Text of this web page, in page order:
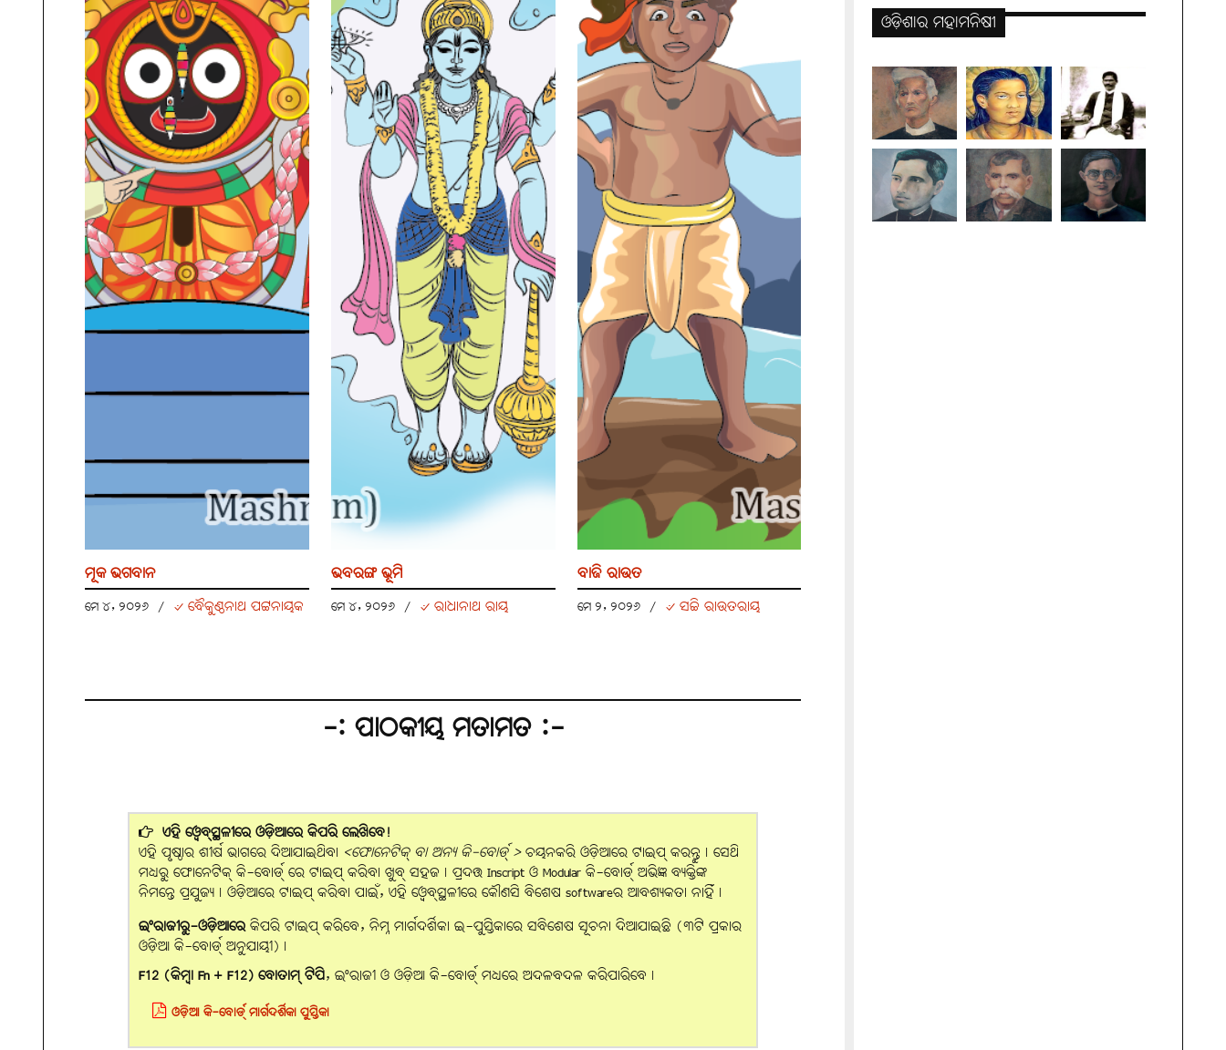
ମୂକ ଭଗବାନ
ମେ ୪, ୨୦୨୬ / ୰ ବୈକୁଣ୍ଠନାଥ ପଟ୍ଟନାୟକ
ଭବରଙ୍ଗ ଭୂମି
ମେ ୪, ୨୦୨୬ / ୰ ରାଧାନାଥ ରାୟ
ବାଜି ରାଉତ
ମେ ୨, ୨୦୨୬ / ୰ ସଚ୍ଚି ରାଉତରାୟ
-: ପାଠକୀୟ ମତାମତ :-
ଏହି ୱେବ୍‌ସ୍ଥଳୀରେ ଓଡ଼ିଆରେ କିପରି ଲେଖିବେ!
ଏହି ପୃଷ୍ଠାର ଶୀର୍ଷ ଭାଗରେ ଦିଆଯାଇଥିବା <ଫୋନେଟିକ୍ ବା ଅନ୍ୟ କି-ବୋର୍ଡ୍ >ଚୟନକରି ଓଡ଼ିଆରେ ଟାଇପ୍ କରନ୍ତୁ। ସେଥି
ମଧ୍ୟରୁ ଫୋନେଟିକ୍ କି-ବୋର୍ଡ୍ ରେ ଟାଇପ୍ କରିବା ଖୁବ୍ ସହଜ। ପ୍ରଦତ୍ତ Inscript ଓ Modular କି-ବୋର୍ଡ୍ ଅଭିଜ୍ଞ ବ୍ୟକ୍ତିଙ୍କ
ନିମନ୍ତେ ପ୍ରଯୁଜ୍ୟ। ଓଡ଼ିଆରେ ଟାଇପ୍ କରିବା ପାଇଁ, ଏହି ୱେବ୍‌ସ୍ଥଳୀରେ କୌଣସି ବିଶେଷ softwareର ଆବଶ୍ୟକତା ନାହିଁ।
ଇଂରାଜୀରୁ-ଓଡ଼ିଆରେକିପରି ଟାଇପ୍ କରିବେ, ନିମ୍ନ ମାର୍ଗଦର୍ଶିକା ଇ-ପୁସ୍ତିକାରେ ସବିଶେଷ ସୂଚନା ଦିଆଯାଇଛି (୩ଟି ପ୍ରକାର
ଓଡ଼ିଆ କି-ବୋର୍ଡ୍ ଅନୁଯାୟୀ)।
F12 (କିମ୍ବା Fn + F12) ବୋତାମ୍‌ ଟିପି, ଇଂରାଜୀ ଓ ଓଡ଼ିଆ କି-ବୋର୍ଡ୍ ମଧ୍ୟରେ ଅଦଳବଦଳ କରିପାରିବେ।
ଓଡ଼ିଆ କି-ବୋର୍ଡ୍ ମାର୍ଗଦର୍ଶିକା ପୁସ୍ତିକା
ଓଡ଼ିଶାର ମହାମନିଷୀ